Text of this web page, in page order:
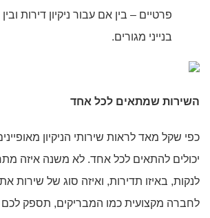
פרטיים – בין אם עבור ניקיון דירות
בנייני מגורים.
השירות שמתאים לכל אחד
כפי שקל מאד לראות שירותי הניקיון
יכולים להתאים לכל אחד. לא משנה איזה
לנקות, באיזו תדירות, ואיזה סוג של שירות
לחברה מקצועית כמו המבריקים, תספק